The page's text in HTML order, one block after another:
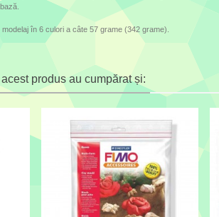
în 6 culori a câte 57 grame (342 grame).
produs au cumpărat și: